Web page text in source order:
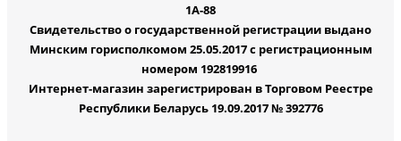
1А-88
Свидетельство о государственной регистрации выдано
Минским горисполкомом 25.05.2017 с регистрационным
номером 192819916
Интернет-магазин зарегистрирован в Торговом Реестре
Республики Беларусь 19.09.2017 № 392776